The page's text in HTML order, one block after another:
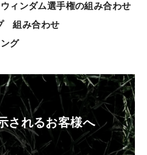
ィンダム選手権の組み合わせ
組み合わせ
グ
されるお客様へ